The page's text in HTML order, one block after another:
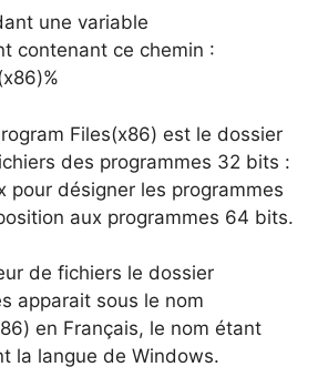
une variable
contenant ce chemin :
Files(x86) est le dossier
des programmes 32 bits :
pour désigner les programmes
aux programmes 64 bits.
de fichiers le dossier
apparait sous le nom
en Français, le nom étant
la langue de Windows.